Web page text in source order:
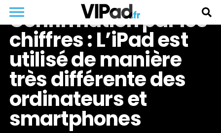
Confirmation par les
chiffres : L’iPad est
utilisé de manière
très différente des
ordinateurs et
smartphones